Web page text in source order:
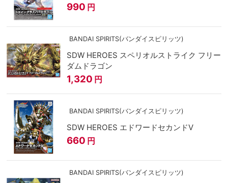
990 円
BANDAI SPIRITS(バンダイスピリッツ)
SDW HEROES スペリオルストライク フリー
ダムドラゴン
1,320 円
BANDAI SPIRITS(バンダイスピリッツ)
SDW HEROES エドワードセカンドV
660 円
BANDAI SPIRITS(バンダイスピリッツ)